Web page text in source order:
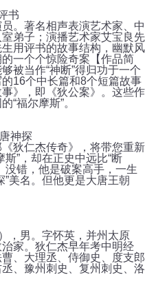
书
。著名相声表演艺术家、中
弟子；演播艺术家艾宝良先
用评书的故事结构，幽默风
一个个惊险奇案【作品简
被当作“神断”得归功于一个
16个中长篇和8个短篇故事
》，即《狄公案》。这些作
“福尔摩斯”。
神探
狄仁杰传奇》，将带您重新
”，却在正史中远比“断
错，他是破案高手，一生
美名。但他更是大唐王朝
，男。字怀英，并州太原
家。狄仁杰早年考中明经
、大理丞、侍御史、度支郎
、豫州刺史、复州刺史、洛